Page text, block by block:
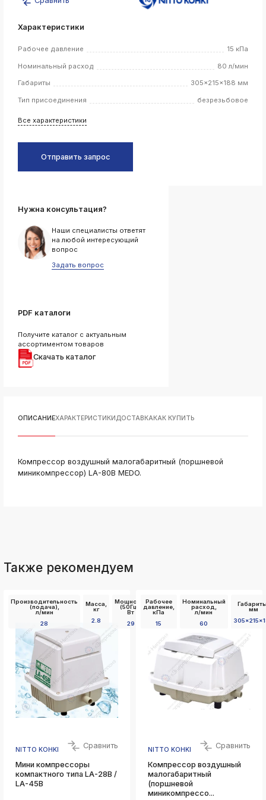
ksldkfjsdlfkjsls;ldfkgjsdl;kfkфыва
ksldkfjsdlfkjsls;ldfkgjsdl;kfkфыва
k
k
ksldkfjsdlfkjsls;ldfkgjsdl;kfkфыва
k
k
ksldkfjsdlfkjsls;ldfkgjsdl;kfkфыва
k
ksldkfjsdlfkjsls;ldfkgjsdl;kfkфыва
ksldkfjsdlfkjsls;ldfkgjsdl;kfkфыва
k
k
k
Характеристики
Рабочее давление 15 кПа
Номинальный расход 80 л/мин
Габариты 305x215x188 мм
Тип присоединения безрезьбовое
Все характеристики
Отправить запрос
Нужна консультация?
Наши специалисты ответят
на любой интересующий
вопрос
Задать вопрос
PDF каталоги
Получите каталог с актуальным
ассортиментом товаров
Скачать каталог
ОПИСАНИЕХАРАКТЕРИСТИКИ ДОСТАВКАКАК КУПИТЬ
Компрессор воздушный малогабаритный (поршневой
миникомпрессор) LA-80В MEDO.
Также рекомендуем
Производительность
(подача),
л/мин
28
Масса,
кг
2.8
Мощность
(50Гц),
Вт
29
NITTO KOHKI Сравнить
Мини компрессоры
компактного типа LA-28B /
LA-45B
Рабочее
давление,
кПа
15
Номинальный
расход,
л/мин
60
мм
NITTO KOHKI Сравнить
Компрессор воздушный
малогабаритный
(поршневой
миникомпрессо...